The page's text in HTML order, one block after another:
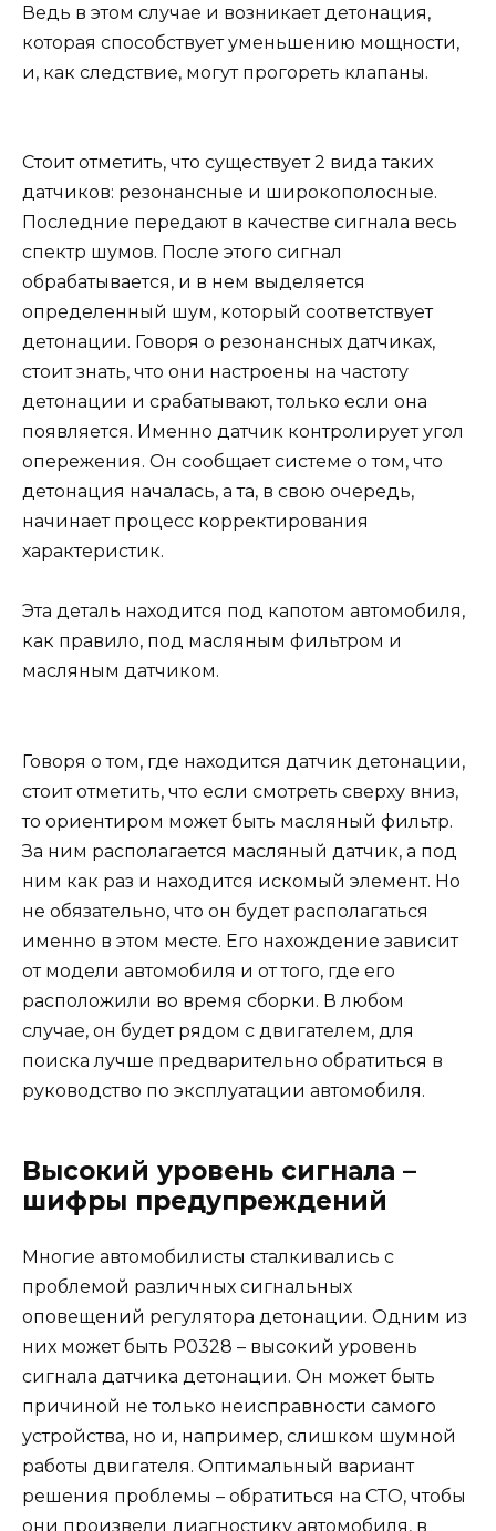
Ведь в этом случае и возникает детонация,
которая способствует уменьшению мощности,
и, как следствие, могут прогореть клапаны.
Стоит отметить, что существует 2 вида таких
датчиков: резонансные и широкополосные.
Последние передают в качестве сигнала весь
спектр шумов. После этого сигнал
обрабатывается, и в нем выделяется
определенный шум, который соответствует
детонации. Говоря о резонансных датчиках,
стоит знать, что они настроены на частоту
детонации и срабатывают, только если она
появляется. Именно датчик контролирует угол
опережения. Он сообщает системе о том, что
детонация началась, а та, в свою очередь,
начинает процесс корректирования
характеристик.
Эта деталь находится под капотом автомобиля,
как правило, под масляным фильтром и
масляным датчиком.
Говоря о том, где находится датчик детонации,
стоит отметить, что если смотреть сверху вниз,
то ориентиром может быть масляный фильтр.
За ним располагается масляный датчик, а под
ним как раз и находится искомый элемент. Но
не обязательно, что он будет располагаться
именно в этом месте. Его нахождение зависит
от модели автомобиля и от того, где его
расположили во время сборки. В любом
случае, он будет рядом с двигателем, для
поиска лучше предварительно обратиться в
руководство по эксплуатации автомобиля.
Высокий уровень сигнала –
шифры предупреждений
Многие автомобилисты сталкивались с
проблемой различных сигнальных
оповещений регулятора детонации. Одним из
них может быть Р0328 – высокий уровень
сигнала датчика детонации. Он может быть
причиной не только неисправности самого
устройства, но и, например, слишком шумной
работы двигателя. Оптимальный вариант
решения проблемы – обратиться на СТО, чтобы
они произвели диагностику автомобиля, в